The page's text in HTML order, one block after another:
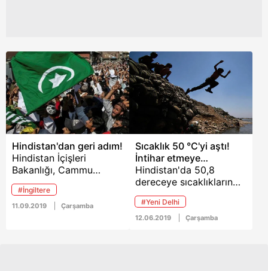
Hindistan'dan geri adım!
Hindistan İçişleri
Bakanlığı, Cammu
Keşmir'deki
kısıtlamaların
hafifletildiğini ve
#İngiltere
11.09.2019 Çarşamba
Sıcaklık 50 °C'yi aştı!
İntihar etmeye
başladılar
Hindistan'da 50,8
dereceye sıcaklıkların
yol açtığı kuraklık
nedeniyle yüzlerce köy
boşaltıldı. Ülke son
#Yeni Delhi
12.06.2019 Çarşamba